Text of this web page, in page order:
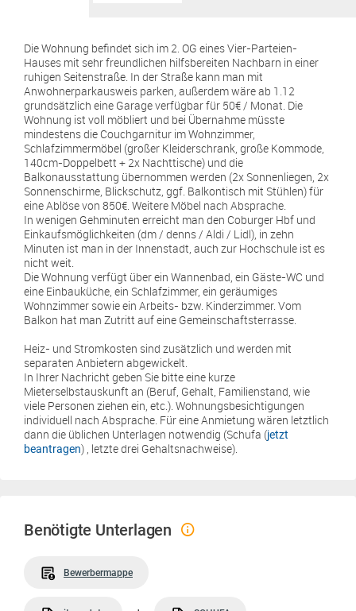
Die Wohnung befindet sich im 2. OG eines Vier-Parteien-
Hauses mit sehr freundlichen hilfsbereiten Nachbarn in einer
ruhigen Seitenstraße. In der Straße kann man mit
Anwohnerparkausweis parken, außerdem wäre ab 1.12
grundsätzlich eine Garage verfügbar für 50€ / Monat. Die
Wohnung ist voll möbliert und bei Übernahme müsste
mindestens die Couchgarnitur im Wohnzimmer,
Schlafzimmermöbel (großer Kleiderschrank, große Kommode,
140cm-Doppelbett + 2x Nachttische) und die
Balkonausstattung übernommen werden (2x Sonnenliegen, 2x
Sonnenschirme, Blickschutz, ggf. Balkontisch mit Stühlen) für
eine Ablöse von 850€. Weitere Möbel nach Absprache.
In wenigen Gehminuten erreicht man den Coburger Hbf und
Einkaufsmöglichkeiten (dm / denns / Aldi / Lidl), in zehn
Minuten ist man in der Innenstadt, auch zur Hochschule ist es
nicht weit.
Die Wohnung verfügt über ein Wannenbad, ein Gäste-WC und
eine Einbauküche, ein Schlafzimmer, ein geräumiges
Wohnzimmer sowie ein Arbeits- bzw. Kinderzimmer. Vom
Balkon hat man Zutritt auf eine Gemeinschaftsterrasse.
Heiz- und Stromkosten sind zusätzlich und werden mit
separaten Anbietern abgewickelt.
In Ihrer Nachricht geben Sie bitte eine kurze
Mieterselbstauskunft an (Beruf, Gehalt, Familienstand, wie
viele Personen ziehen ein, etc.). Wohnungsbesichtigungen
individuell nach Absprache. Für eine Anmietung wären letztlich
dann die üblichen Unterlagen notwendig (Schufa (jetzt
beantragen) , letzte drei Gehaltsnachweise).
Benötigte Unterlagen
Bewerbermappe